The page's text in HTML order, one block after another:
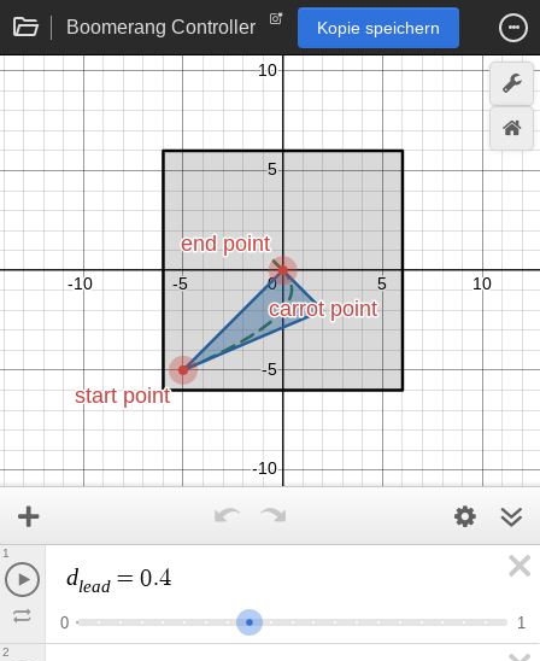
Boomerang Controller Kopie speichern
dlead = 0.4
0 1
1
2